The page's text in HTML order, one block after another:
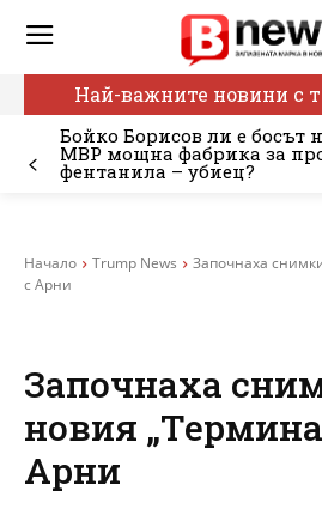
Най-важните новини с
Бойко Борисов ли е босът
МВР мощна фабрика за
фентанила – убиец?
Начало Trump News
Започнаха
с Арни
Започнаха
новия
Арни